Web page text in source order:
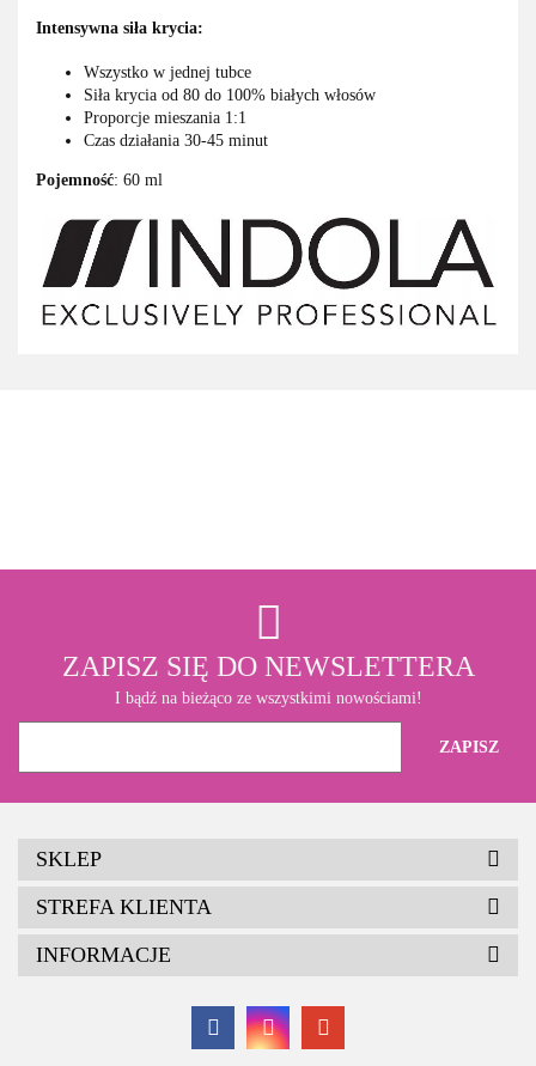
Intensywna siła krycia:
Wszystko w jednej tubce
Siła krycia od 80 do 100% białych włosów
Proporcje mieszania 1:1
Czas działania 30-45 minut
Pojemność: 60 ml
ZAPISZ SIĘ DO NEWSLETTERA
I bądź na bieżąco ze wszystkimi nowościami!
SKLEP
STREFA KLIENTA
INFORMACJE